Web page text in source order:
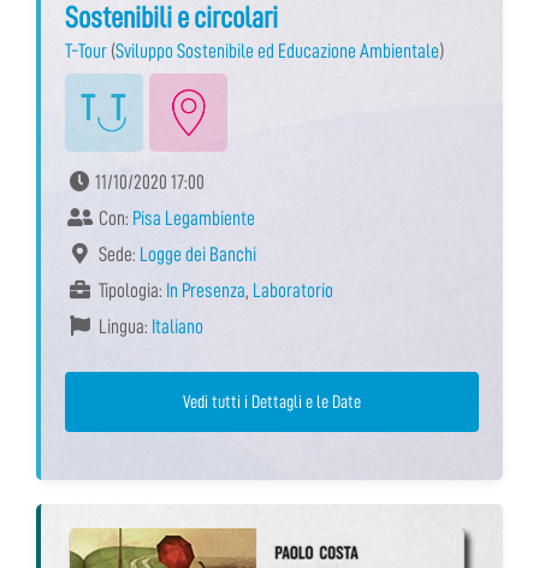
Sostenibili e circolari
T-Tour (Sviluppo Sostenibile ed Educazione Ambientale)
11/10/2020 17:00
Con: Pisa Legambiente
Sede: Logge dei Banchi
Tipologia: In Presenza, Laboratorio
Lingua: Italiano
Vedi tutti i Dettagli e le Date